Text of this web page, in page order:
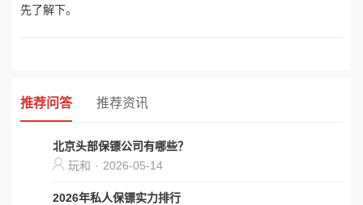
先了解下。
推荐问答 推荐资讯
北京头部保镖公司有哪些？
玩和 · 2026-05-14
2026年私人保镖实力排行